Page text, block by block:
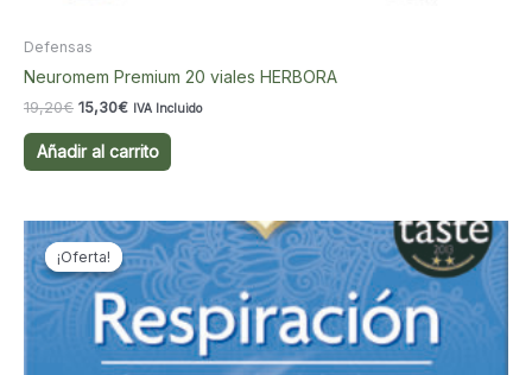
Defensas
Neuromem Premium 20 viales HERBORA
19,20€ El
original
era:
15,30€El
actual
es:
IVA Incluido
Añadir al carrito
¡Oferta!
¡Oferta!